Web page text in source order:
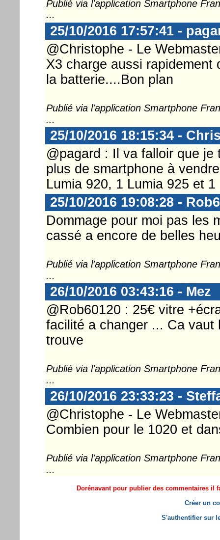
Publié via l'application Smartphone
...
25/10/2016 17:57:41 -
@Christophe - Le
X3 charge aussi
la batterie....Bon plan
Publié via l'application Smartphone
...
25/10/2016 18:15:34 -
@pagard : Il va falloir que
plus de smartphone à
Lumia 920, 1 Lumia 925 et
25/10/2016 19:08:28 -
Dommage pour moi pas les
cassé a encore de belles
Publié via l'application Smartphone
...
26/10/2016 03:43:16 - Mez
@Rob60120 : 25€ vitre
facilité a changer ... Ca vaut
trouve
Publié via l'application Smartphone
...
26/10/2016 23:33:23 -
@Christophe - Le
Combien pour le 1020 et
Publié via l'application Smartphone
...
Dorénavant pour publier des commentaires il
Créer un
S'authentifier sur